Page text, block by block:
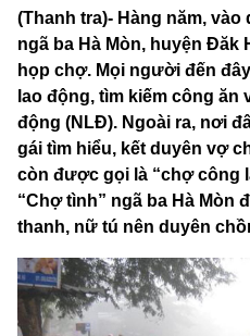
(Thanh tra)- Hàng năm,
ngã ba Hà Mòn, huyện Đăk
họp chợ. Mọi người đến
lao động, tìm kiếm công
động (NLĐ). Ngoài ra, nơi
gái tìm hiểu, kết duyên vợ
còn được gọi là “chợ công
“Chợ tình” ngã ba Hà Mòn
thanh, nữ tú nên duyên